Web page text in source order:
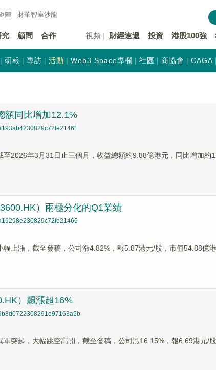
陣 財華智庫沙龍
究 顧問 合作 視頻 財經速遞 投資 港股100強
研報 專訪 活動 Web3 Space專欄 社區 商協會 CAGA
額同比增加12.1%
至2026年3月31日止三個月，收益總額約9.88億港元，同比增加約
）兩極分化的Q1業績
上漲，截至發稿，公司漲4.82%，報5.87港元/股，市值54.88億港
）飆漲超16%
突起，大幅跳空高開，截至發稿，公司漲16.15%，報6.69港元/